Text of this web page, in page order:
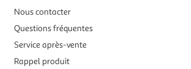
Nous contacter
Questions fréquentes
Service après-vente
Rappel produit